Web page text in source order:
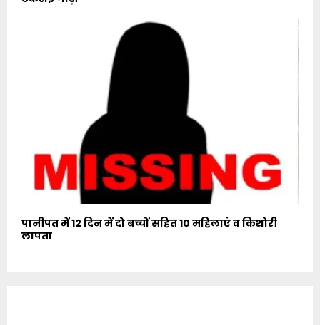
पानीपत में 12 दिन में दो बच्चों सहित 10 महिलाएं व किशोरी
लापता